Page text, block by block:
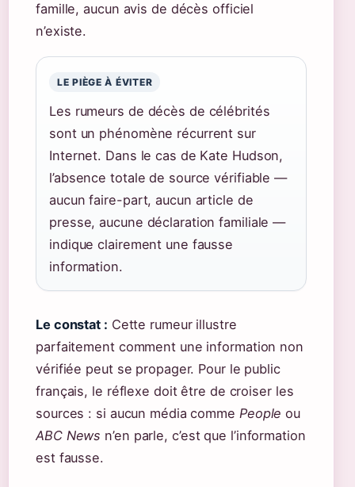
famille, aucun avis de décès officiel
n’existe.
LE PIÈGE À ÉVITER
Les rumeurs de décès de célébrités
sont un phénomène récurrent sur
Internet. Dans le cas de Kate Hudson,
l’absence totale de source vérifiable —
aucun faire-part, aucun article de
presse, aucune déclaration familiale —
indique clairement une fausse
information.
Le constat : Cette rumeur illustre
parfaitement comment une information non
vérifiée peut se propager. Pour le public
français, le réflexe doit être de croiser les
sources : si aucun média comme People ou
ABC News n’en parle, c’est que l’information
est fausse.